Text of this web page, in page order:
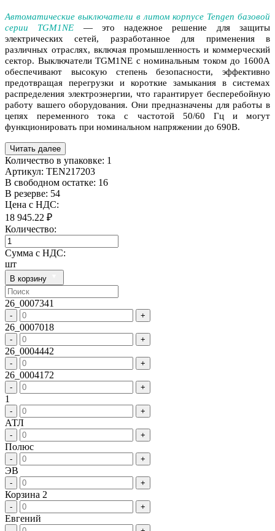
Автоматические выключатели в литом корпусе Tengen базовой
серии TGM1NE — это надежное решение для защиты
электрических сетей, разработанное для применения в
различных отраслях, включая промышленность и коммерческий
сектор. Выключатели TGM1NE с номинальным током до 1600A
обеспечивают высокую степень безопасности, эффективно
предотвращая перегрузки и короткие замыкания в системах
распределения электроэнергии, что гарантирует бесперебойную
работу вашего оборудования. Они предназначены для работы в
цепях переменного тока с частотой 50/60 Гц и могут
функционировать при номинальном напряжении до 690В.
Читать далее
Количество в упаковке: 1
Артикул: TEN217203
В свободном остатке: 16
В резерве: 54
Цена с НДС:
18 945.22 ₽
Количество:
Сумма с НДС:
шт
В корзину
26_0007341
- +
26_0007018
- +
26_0004442
- +
26_0004172
- +
1
- +
АТЛ
- +
Полюс
- +
ЭВ
- +
Корзина 2
- +
Евгений